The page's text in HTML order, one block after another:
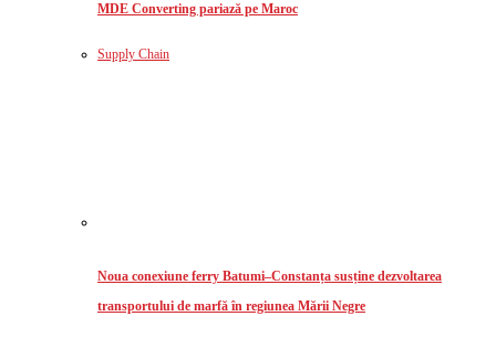
MDE Converting pariază pe Maroc
Supply Chain
Noua conexiune ferry Batumi–Constanța susține dezvoltarea
transportului de marfă în regiunea Mării Negre